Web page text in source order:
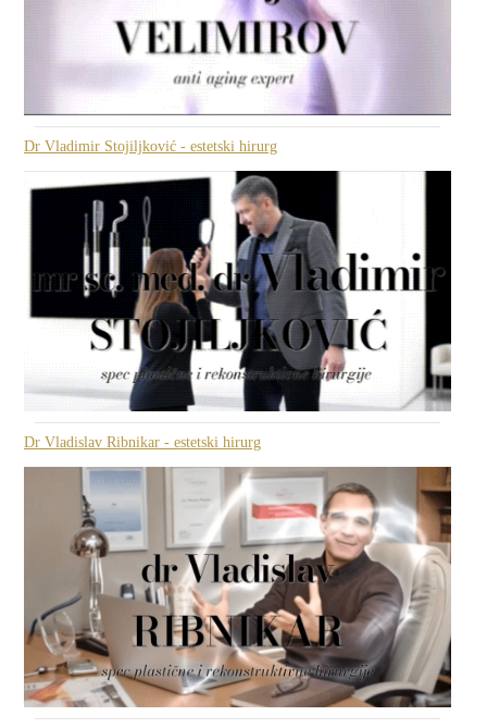
Dr Vladimir Stojiljković - estetski hirurg
Dr Vladislav Ribnikar - estetski hirurg